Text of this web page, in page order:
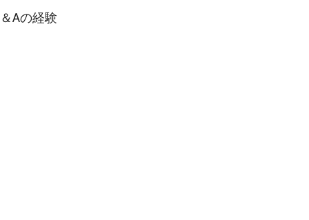
Aの経験